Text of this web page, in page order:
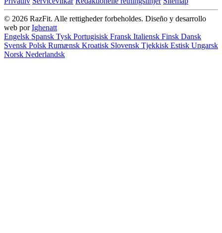
© 2026 RazFit. Alle rettigheder forbeholdes. Diseño y desarrollo
web porIghenatt
Engelsk Spansk Tysk Portugisisk Fransk Italiensk Finsk Dansk
Svensk Polsk Rumænsk Kroatisk Slovensk Tjekkisk Estisk Ungarsk
Norsk Nederlandsk